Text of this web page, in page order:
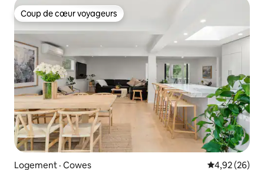
Coup de cœur voyageurs
Coup de cœur voyageurs
Logement · Cowes Note
4,92 (26)